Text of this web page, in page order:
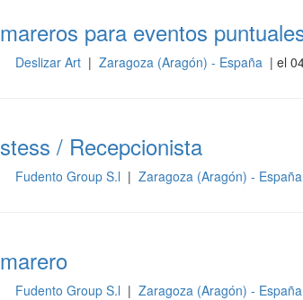
para eventos
Deslizar Art | Zaragoza (Aragón) - España | el
/ Recepcionista
Fudento Group S.l | Zaragoza (Aragón) - España
Fudento Group S.l | Zaragoza (Aragón) - España